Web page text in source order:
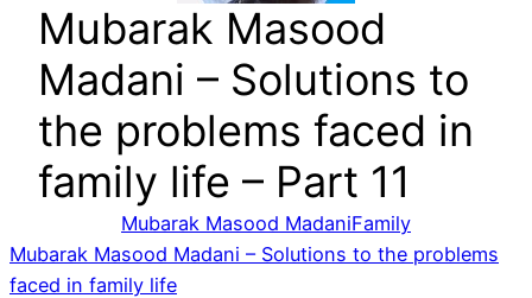
Mubarak Masood
Madani – Solutions to
the problems faced in
family life – Part 11
Mubarak Masood MadaniFamily
Mubarak Masood Madani – Solutions to the problems
faced in family life